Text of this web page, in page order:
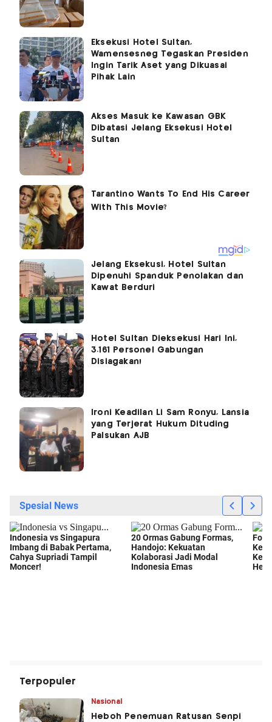
Eksekusi Hotel Sultan,
Wamensesneg Tegaskan Presiden
Ingin Tarik Aset yang Dikuasai
Pihak Lain
Akses Masuk ke Kawasan GBK
Dibatasi Jelang Eksekusi Hotel
Sultan
Jelang Eksekusi, Hotel Sultan
Dipenuhi Spanduk Penolakan dan
Kawat Berduri
Hotel Sultan Dieksekusi Hari Ini,
3.161 Personel Gabungan
Disiagakan!
Ironi Keadilan Li Sam Ronyu, Lansia
yang Terjerat Hukum Dituding
Palsukan AJB
Terpopuler
Nasional
Heboh Penemuan Ratusan Senpi